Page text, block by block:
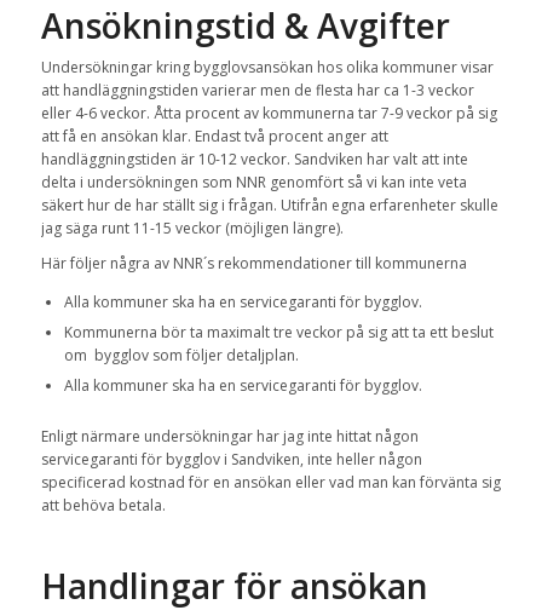
Ansökningstid & Avgifter
Undersökningar kring bygglovsansökan hos olika kommuner visar
att handläggningstiden varierar men de flesta har ca 1-3 veckor
eller 4-6 veckor. Åtta procent av kommunerna tar 7-9 veckor på sig
att få en ansökan klar. Endast två procent anger att
handläggningstiden är 10-12 veckor. Sandviken har valt att inte
delta i undersökningen som NNR genomfört så vi kan inte veta
säkert hur de har ställt sig i frågan. Utifrån egna erfarenheter skulle
jag säga runt 11-15 veckor (möjligen längre).
Här följer några av NNR´s rekommendationer till kommunerna
Alla kommuner ska ha en servicegaranti för bygglov.
Kommunerna bör ta maximalt tre veckor på sig att ta ett beslut
om bygglov som följer detaljplan.
Alla kommuner ska ha en servicegaranti för bygglov.
Enligt närmare undersökningar har jag inte hittat någon
servicegaranti för bygglov i Sandviken, inte heller någon
specificerad kostnad för en ansökan eller vad man kan förvänta sig
att behöva betala.
Handlingar för ansökan